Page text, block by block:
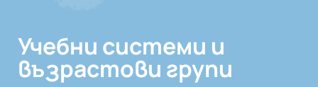
Учебни системи и
възрастови групи